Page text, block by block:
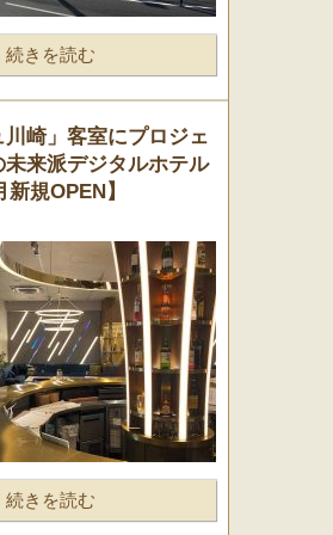
続きを読む
川崎」客室にプロジェ
未来派デジタルホテル
新規OPEN】
続きを読む